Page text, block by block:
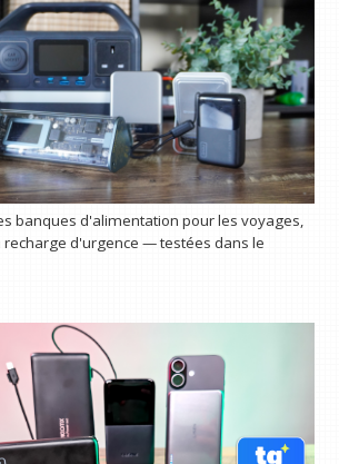
banques d'alimentation pour les voyages,
recharge d'urgence — testées dans le